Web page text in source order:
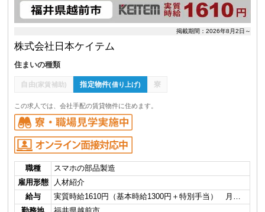
掲載期間：2026年8月2日～
株式会社日本ケイテム
住まいの種類
自由(家賃補助) 指定物件(借り上げ) 寮
この求人では、会社手配の賃貸物件に住めます。
職種
スマホの部品製造
雇用形態
人材紹介
給与
実質時給1610円（基本時給1300円＋特別手当） 月…